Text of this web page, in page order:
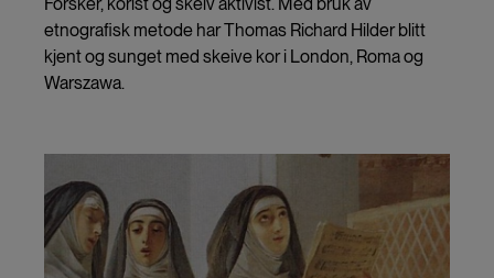
etnografisk metode har Thomas Richard Hilder blitt
kjent og sunget med skeive kor i London, Roma og
Warszawa.